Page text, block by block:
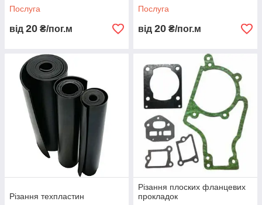
Послуга
від 20 ₴/пог.м
Послуга
від 20 ₴/пог.м
Різання техпластин
Різання плоских фланцевих
прокладок